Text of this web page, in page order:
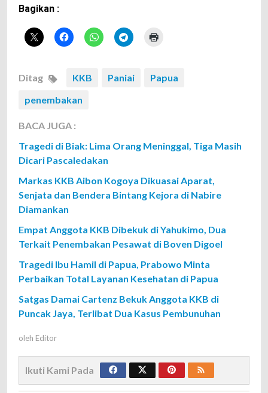
Bagikan :
Ditag KKB Paniai
Papua
penembakan
BACA JUGA :
Tragedi di Biak: Lima Orang Meninggal, Tiga Masih
Dicari Pascaledakan
Markas KKB Aibon Kogoya Dikuasai Aparat,
Senjata dan Bendera Bintang Kejora di Nabire
Diamankan
Empat Anggota KKB Dibekuk di Yahukimo, Dua
Terkait Penembakan Pesawat di Boven Digoel
Tragedi Ibu Hamil di Papua, Prabowo Minta
Perbaikan Total Layanan Kesehatan di Papua
Satgas Damai Cartenz Bekuk Anggota KKB di
Puncak Jaya, Terlibat Dua Kasus Pembunuhan
oleh Editor
Ikuti Kami Pada